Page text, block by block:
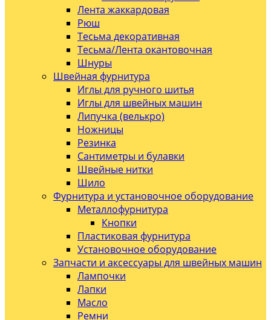
Лента жаккардовая
Рюш
Тесьма декоративная
Тесьма/Лента окантовочная
Шнуры
Швейная фурнитура
Иглы для ручного шитья
Иглы для швейных машин
Липучка (велькро)
Ножницы
Резинка
Сантиметры и булавки
Швейные нитки
Шило
Фурнитура и установочное оборудование
Металлофурнитура
Кнопки
Пластиковая фурнитура
Установочное оборудование
Запчасти и аксессуары для швейных машин
Лампочки
Лапки
Масло
Ремни